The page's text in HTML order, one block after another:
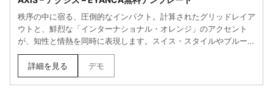
秩序の中に宿る、圧倒的なインパクト。計算されたグリッドレイア
ウトと、鮮烈な「インターナショナル・オレンジ」のアクセント
が、知性と情熱を同時に表現します。スイス・スタイルやブルータ
リズムを彷彿とさせる構造的な美しさに、マウスカーソルに画像が
追従する動的なギミックをプラス。論理的でありながら、見る人の
記憶に深く刻まれるデザインです。
詳細を見る デモ